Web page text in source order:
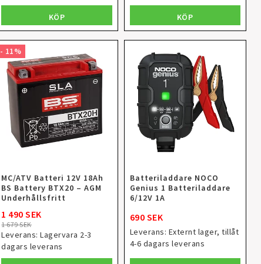
KÖP KÖP
- 11%
MC/ATV Batteri 12V 18Ah
BS Battery BTX20 – AGM
Underhållsfritt
1 679 SEK
1 490 SEK
Leverans:Lagervara 2-3
dagars leverans
Batteriladdare NOCO
Genius 1 Batteriladdare
6/12V 1A
690 SEK
Leverans: Externt lager, tillåt
4-6 dagars leverans